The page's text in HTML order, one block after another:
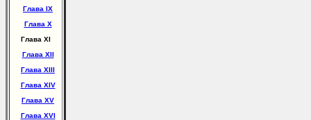
Глава IX
Глава X
Глава XI
Глава XII
Глава XIII
Глава XIV
Глава XV
Глава XVI